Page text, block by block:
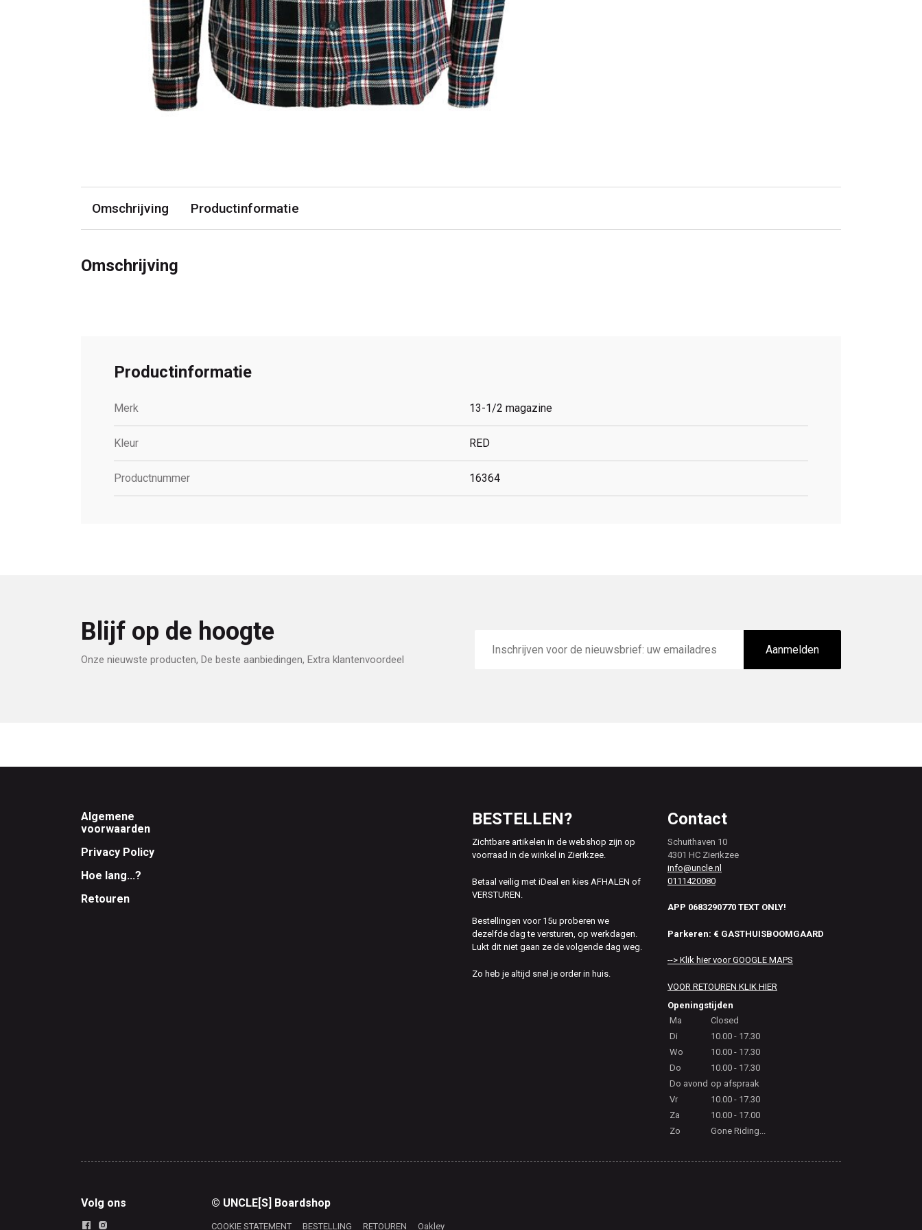
Omschrijving Productinformatie
Omschrijving
Productinformatie
Merk 13-1/2 magazine
Kleur RED
Productnummer 16364
Blijf op de hoogte
Onze nieuwste producten, De beste aanbiedingen, Extra klantenvoordeel
mailadres
Aanmelden
Footer
Algemene
voorwaarden
Privacy Policy
Hoe lang...?
Retouren
BESTELLEN?
Zichtbare artikelen in de webshop zijn op
voorraad in de winkel in Zierikzee.
Betaal veilig met iDeal en kies AFHALEN of
VERSTUREN.
Bestellingen voor 15u proberen we
dezelfde dag te versturen, op werkdagen.
Lukt dit niet gaan ze de volgende dag weg.
Zo heb je altijd snel je order in huis.
Contact
Schuithaven 10
4301 HC Zierikzee
info@uncle.nl
0111420080
APP 0683290770 TEXT ONLY!
Parkeren: € GASTHUISBOOMGAARD
--> Klik hier voor GOOGLE MAPS
VOOR RETOUREN KLIK HIER
Openingstijden
Ma
Closed
Di
10.00 - 17.30
Wo
10.00 - 17.30
Do
10.00 - 17.30
Do avond op afspraak
Vr
10.00 - 17.30
Za
10.00 - 17.00
Zo
Gone Riding...
Volg ons © UNCLE[S] Boardshop
COOKIE STATEMENT BESTELLING RETOUREN Oakley